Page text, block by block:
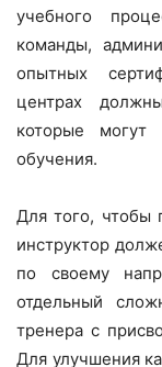
учебного
команды,
опытных
центрах
которые могут
обучения.
Для того, чтобы
инструктор
по своему
отдельный
тренера с
Для улучшения